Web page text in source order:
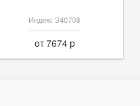
Индекс Э40708
от 7674 p